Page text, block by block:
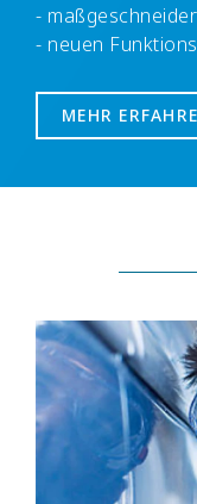
-
- neuen
MEHR